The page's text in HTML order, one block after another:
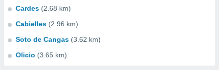
Cardes (2.68 km)
Cabielles (2.96 km)
Soto de Cangas (3.62 km)
Olicio (3.65 km)